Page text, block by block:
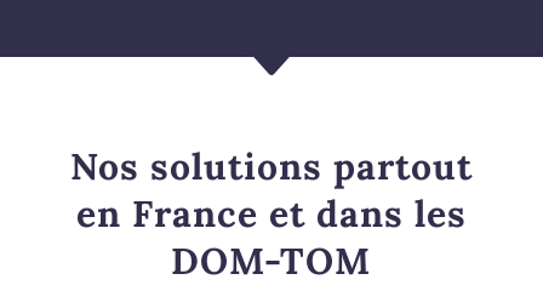
C
Nos solutions partout
en France et dans les
DOM-TOM